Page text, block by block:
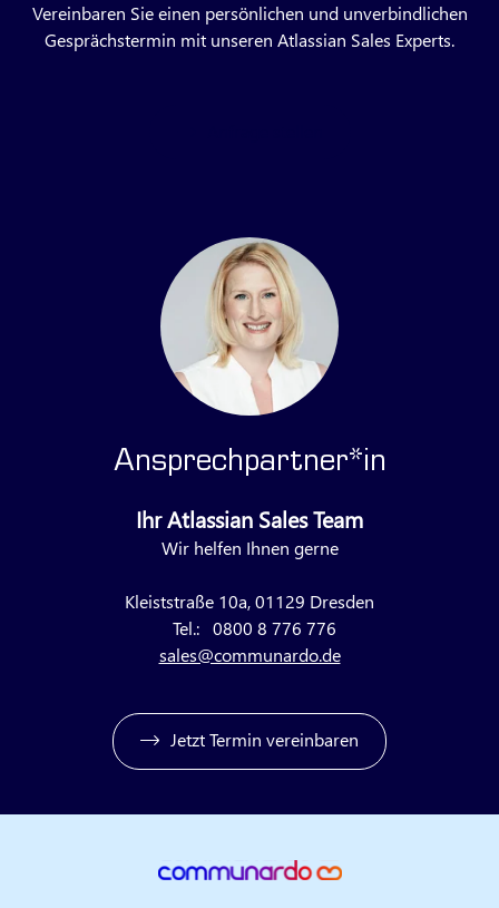
Vereinbaren Sie einen persönlichen und unverbindlichen
Gesprächstermin mit unseren Atlassian Sales Experts.
Ansprechpartner*in
Ihr Atlassian Sales Team
Wir helfen Ihnen gerne
Kleiststraße 10a, 01129 Dresden
Tel.: 0800 8 776 776
sales@communardo.de
Jetzt Termin vereinbaren